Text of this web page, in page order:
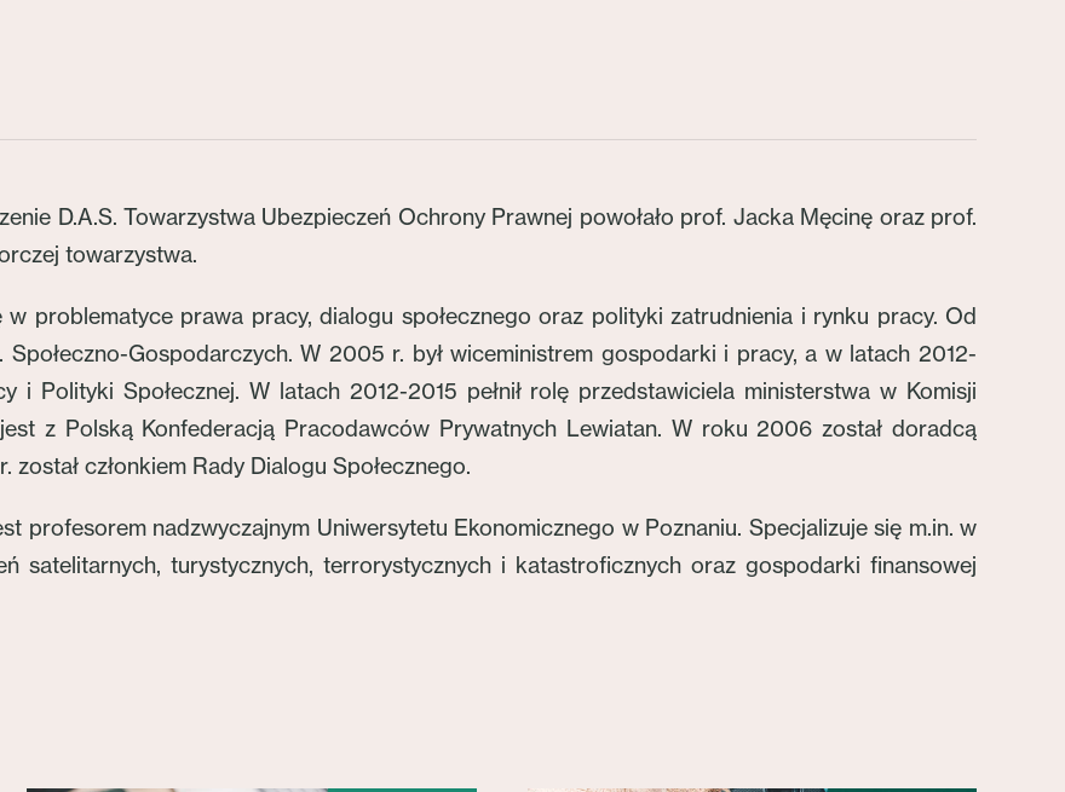
D.A.S. Towarzystwa Ubezpieczeń Ochrony Prawnej powołało prof. Jacka Męcinę oraz prof.
towarzystwa.
problematyce prawa pracy, dialogu społecznego oraz polityki zatrudnienia i rynku pracy. Od
Gospodarczych. W 2005 r. był wiceministrem gospodarki i pracy, a w latach 2012-
i Polityki Społecznej. W latach 2012-2015 pełnił rolę przedstawiciela ministerstwa w Komisji
z Polską Konfederacją Pracodawców Prywatnych Lewiatan. W roku 2006 został doradcą
członkiem Rady Dialogu Społecznego.
profesorem nadzwyczajnym Uniwersytetu Ekonomicznego w Poznaniu. Specjalizuje się m.in. w
satelitarnych, turystycznych, terrorystycznych i katastroficznych oraz gospodarki finansowej